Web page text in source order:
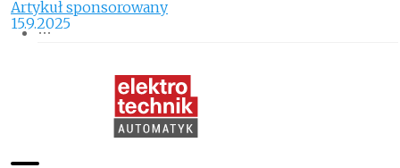
Artykuł sponsorowany
15.9.2025